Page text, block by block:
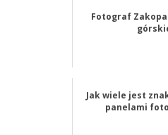
Fotograf
Jak wiele jest
panelami